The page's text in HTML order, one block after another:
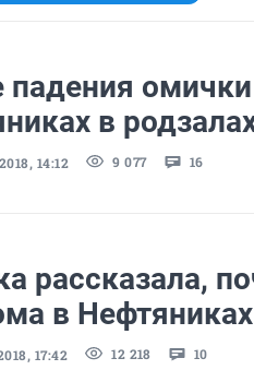
падения
в
14:12 9 077 16
рассказала,
в Нефтяниках
17:42 12 218 10